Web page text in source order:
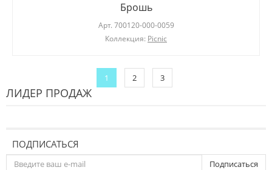
Брошь
Арт. 700120-000-0059
Коллекция: Picnic
1 2 3
ЛИДЕР ПРОДАЖ
ПОДПИСАТЬСЯ
Подписаться